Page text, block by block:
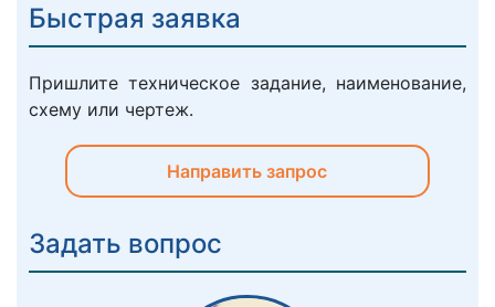
Быстрая заявка
Пришлите техническое задание, наименование,
схему или чертеж.
Направить запрос
Задать вопрос